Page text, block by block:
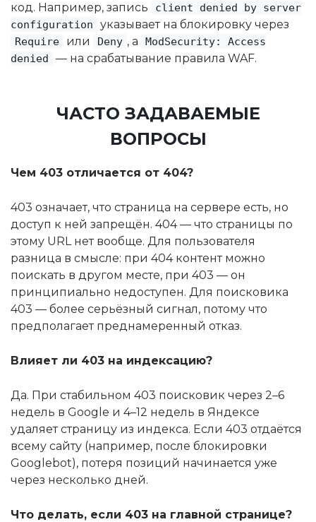
код. Например, запись
client denied by server
configuration
указывает на блокировку через
Require или Deny , а
ModSecurity: Access
denied
— на срабатывание правила WAF.
ЧАСТО ЗАДАВАЕМЫЕ
ВОПРОСЫ
Чем 403 отличается от 404?
403 означает, что страница на сервере есть, но
доступ к ней запрещён. 404 — что страницы по
этому URL нет вообще. Для пользователя
разница в смысле: при 404 контент можно
поискать в другом месте, при 403 — он
принципиально недоступен. Для поисковика
403 — более серьёзный сигнал, потому что
предполагает преднамеренный отказ.
Влияет ли 403 на индексацию?
Да. При стабильном 403 поисковик через 2–6
недель в Google и 4–12 недель в Яндексе
удаляет страницу из индекса. Если 403 отдаётся
всему сайту (например, после блокировки
Googlebot), потеря позиций начинается уже
через несколько дней.
Что делать, если 403 на главной странице?